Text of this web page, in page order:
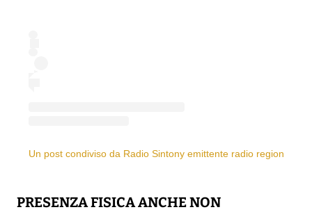
Un post condiviso da Radio Sintony emittente radio regionale
PRESENZA FISICA ANCHE NON